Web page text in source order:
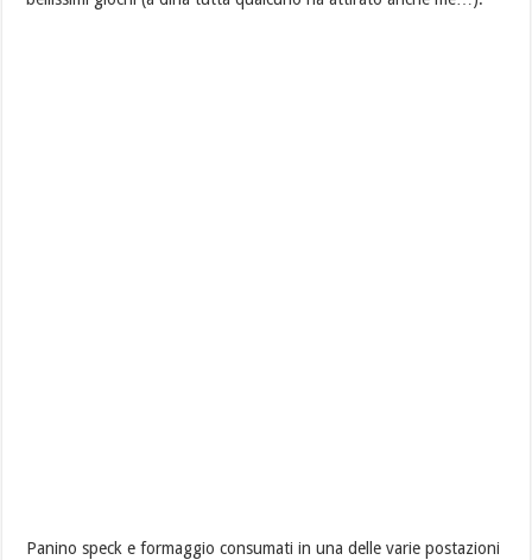
Panino speck e formaggio consumati in una delle varie postazioni